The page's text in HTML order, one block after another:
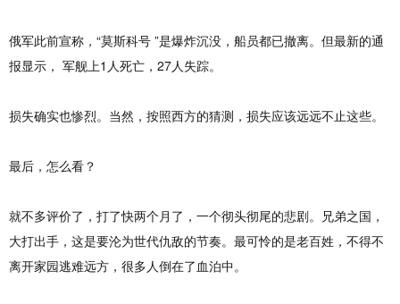
俄军此前宣称，“莫斯科号 ”是爆炸沉没，船员都已撤离。但最新的通
报显示， 军舰上1人死亡，27人失踪。
损失确实也惨烈。当然，按照西方的猜测，损失应该远远不止这些。
最后，怎么看？
就不多评价了，打了快两个月了，一个彻头彻尾的悲剧。兄弟之国，
大打出手，这是要沦为世代仇敌的节奏。最可怜的是老百姓，不得不
离开家园逃难远方，很多人倒在了血泊中。